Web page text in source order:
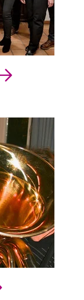
Sodenmatt,